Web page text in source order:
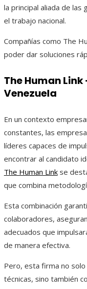
la principal aliada de
el trabajo nacional.
Compañías como The
poder dar soluciones
The Human
Venezuela
En un contexto
constantes, las
líderes capaces de
encontrar al candidato
The Human Link se
que combina
Esta combinación
colaboradores,
adecuados que
de manera efectiva.
Pero, esta firma no
técnicas, sino también